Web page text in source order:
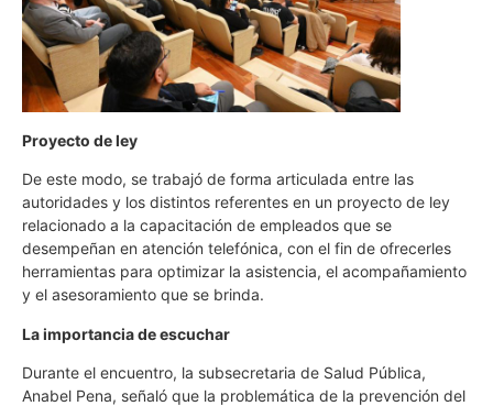
Proyecto de ley
De este modo, se trabajó de forma articulada entre las
autoridades y los distintos referentes en un proyecto de ley
relacionado a la capacitación de empleados que se
desempeñan en atención telefónica, con el fin de ofrecerles
herramientas para optimizar la asistencia, el acompañamiento
y el asesoramiento que se brinda.
La importancia de escuchar
Durante el encuentro, la subsecretaria de Salud Pública,
Anabel Pena, señaló que la problemática de la prevención del